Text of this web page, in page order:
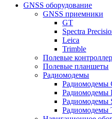
GNSS оборудование
GNSS приемники
GT
Spectra
Leica
Trimble
Полевые
Полевые планшеты
Радиомодемы
Радиомодемы
Радиомодемы
Радиомодемы
Радиомодемы